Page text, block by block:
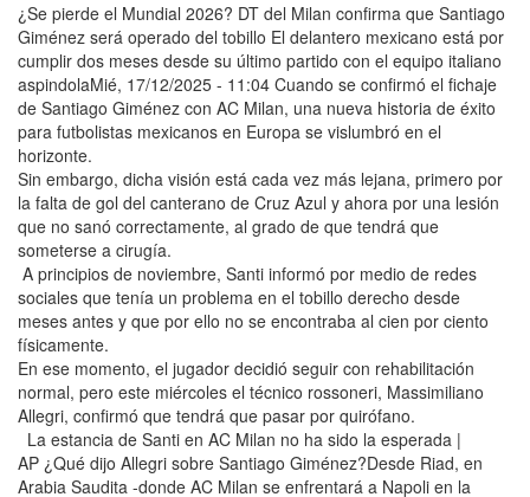
¿Se pierde el Mundial 2026? DT del Milan confirma que Santiago
Giménez será operado del tobillo El delantero mexicano está por
cumplir dos meses desde su último partido con el equipo italiano
aspindolaMié, 17/12/2025 - 11:04 Cuando se confirmó el fichaje
de Santiago Giménez con AC Milan, una nueva historia de éxito
para futbolistas mexicanos en Europa se vislumbró en el
horizonte.
Sin embargo, dicha visión está cada vez más lejana, primero por
la falta de gol del canterano de Cruz Azul y ahora por una lesión
que no sanó correctamente, al grado de que tendrá que
someterse a cirugía.
A principios de noviembre, Santi informó por medio de redes
sociales que tenía un problema en el tobillo derecho desde
meses antes y que por ello no se encontraba al cien por ciento
físicamente.
En ese momento, el jugador decidió seguir con rehabilitación
normal, pero este miércoles el técnico rossoneri, Massimiliano
Allegri, confirmó que tendrá que pasar por quirófano.
La estancia de Santi en AC Milan no ha sido la esperada |
AP ¿Qué dijo Allegri sobre Santiago Giménez?Desde Riad, en
Arabia Saudita -donde AC Milan se enfrentará a Napoli en la